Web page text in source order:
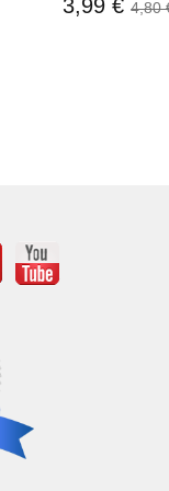
3,99 €4,80